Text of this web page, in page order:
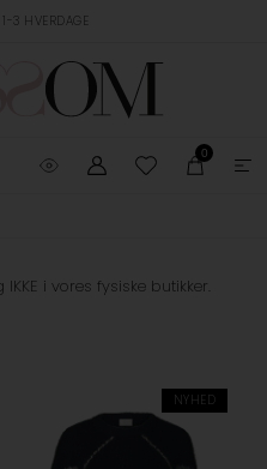
499,-
0
i vores fysiske butikker.
NYHED